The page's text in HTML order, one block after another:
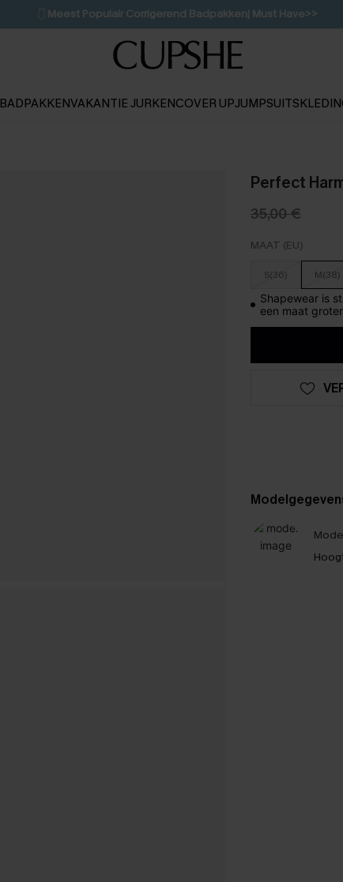
🩱 Meest Populair Corrigerend Badpakken| Must Have>>
💌Abonneer je & ontvang tot 15% korting>>
Koop 3, krijg 15% korting | CODE: SW15
BADPAKKENVAKANTIE JURKENCOVER UPJUMPSUITS
Perfect
35,00 €
MAAT (EU)
S(36) M(38)
Shapewear is
een maat